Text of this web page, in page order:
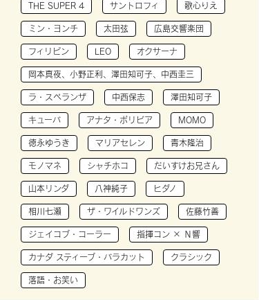
THE SUPER 4 サントロフィ 歌心りえ
ミン・ヨンチ 太田弦 広島交響楽団
フィリピン LEO オクサーナ
岡本真夜、小野正利、澤田知可子、中西圭三
ラ・スペランザ 中西保志 澤田知可子
キューバ アナタ・ボリビア MOMO
徳永ゆうき マリアセレン 青木隆治
モノマネ シャチホコ だいすけお兄さん
山本リンダ 八神純子 ヒダノ
相川七瀬 ザ・ワイルドワンズ 佐藤竹善
ジェイコブ・コーラー 指揮コン × Ｎ響
カナダ スティーブ・バラカット クラシック
落語・お笑い